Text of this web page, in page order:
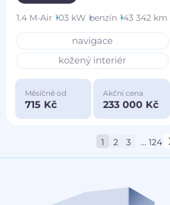
1.4 M-Air 103 kW benzín 143 342 km
navigace
kožený interiér
Měsíčně od
715 Kč
Akční cena
233 000 Kč
1 2 3 ... 124